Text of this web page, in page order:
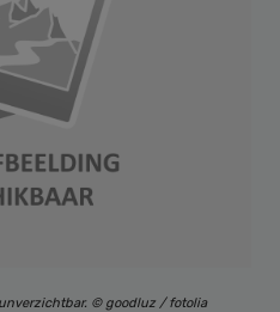
unverzichtbar. © goodluz / fotolia